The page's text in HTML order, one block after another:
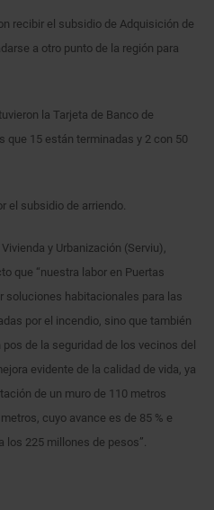
recibir el subsidio de Adquisición de
a otro punto de la región para
la Tarjeta de Banco de
que 15 están terminadas y 2 con 50
el subsidio de arriendo.
y Urbanización (Serviu),
que “nuestra labor en Puertas
soluciones habitacionales para las
por el incendio, sino que también
de la seguridad de los vecinos del
evidente de la calidad de vida, ya
de un muro de 110 metros
cuyo avance es de 85 % e
los 225 millones de pesos”.